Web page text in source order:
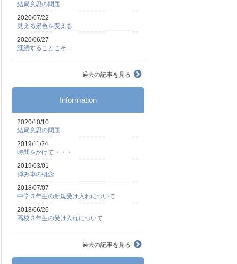
結局意思の問題
2020/07/22
見える景色を変える
2020/06/27
継続することこそ…
過去の記事を見る
Information
2020/10/10
結局意思の問題
2019/11/24
時間をかけて・・・
2019/03/01
弾み車の概念
2018/07/07
中学３年生の新規受け入れについて
2018/06/26
高校３年生の受け入れについて
過去の記事を見る